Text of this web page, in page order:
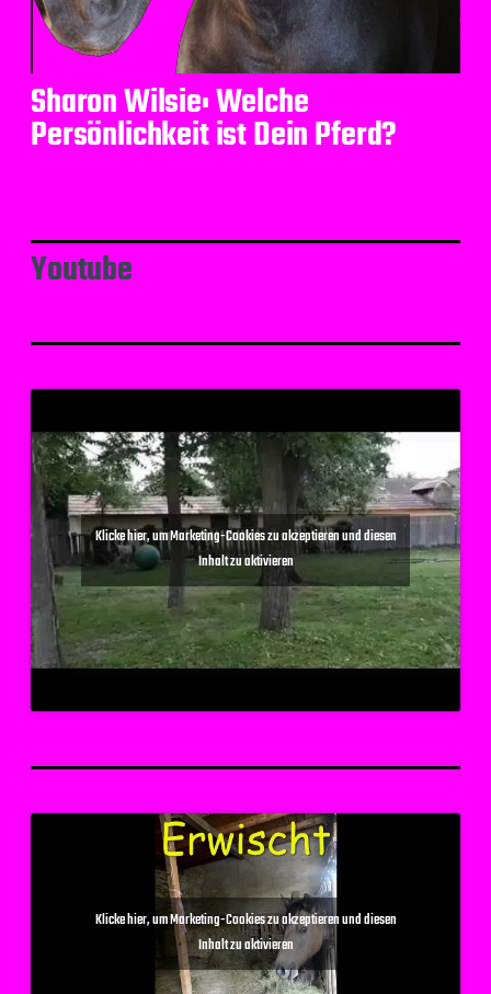
Sharon Wilsie: Welche
Persönlichkeit ist Dein Pferd?
Youtube
Klicke hier, um Marketing-Cookies zu akzeptieren und diesen
Inhalt zu aktivieren
Klicke hier, um Marketing-Cookies zu akzeptieren und diesen
Inhalt zu aktivieren